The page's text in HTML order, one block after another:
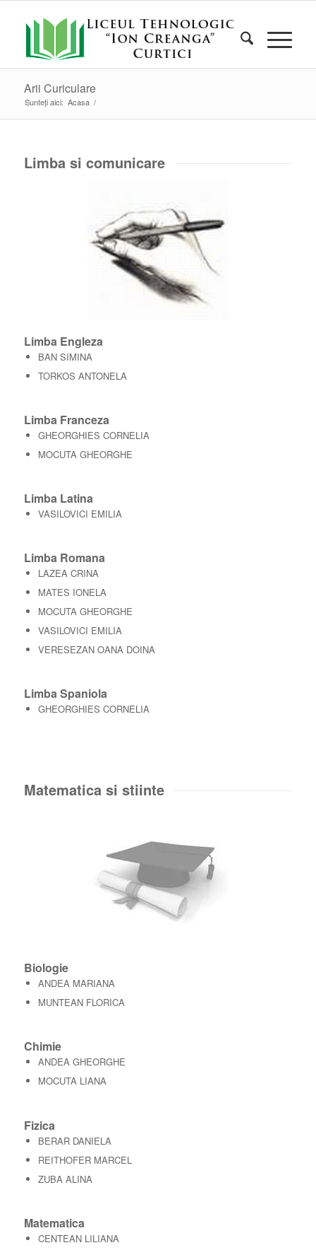
Arii Curiculare
Sunteți aici: Acasa /
Limba si comunicare
Limba Engleza
BAN SIMINA
TORKOS ANTONELA
Limba Franceza
GHEORGHIES CORNELIA
MOCUTA GHEORGHE
Limba Latina
VASILOVICI EMILIA
Limba Romana
LAZEA CRINA
MATES IONELA
MOCUTA GHEORGHE
VASILOVICI EMILIA
VERESEZAN OANA DOINA
Limba Spaniola
GHEORGHIES CORNELIA
Matematica si stiinte
Biologie
ANDEA MARIANA
MUNTEAN FLORICA
Chimie
ANDEA GHEORGHE
MOCUTA LIANA
Fizica
BERAR DANIELA
REITHOFER MARCEL
ZUBA ALINA
Matematica
CENTEAN LILIANA